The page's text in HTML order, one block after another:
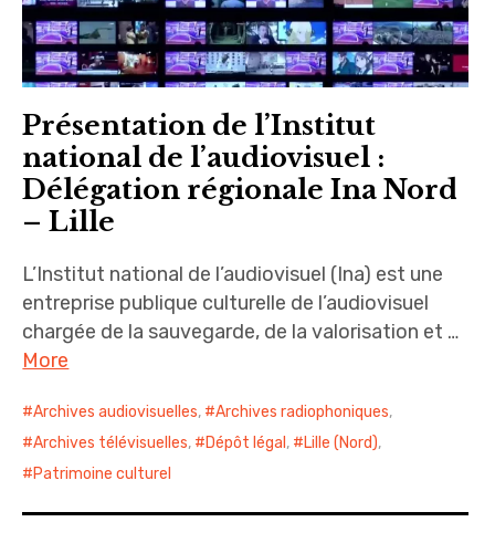
Présentation de l’Institut
national de l’audiovisuel :
Délégation régionale Ina Nord
– Lille
L’Institut national de l’audiovisuel (Ina) est une
entreprise publique culturelle de l’audiovisuel
chargée de la sauvegarde, de la valorisation et …
More
Archives audiovisuelles, Archives radiophoniques,
Archives télévisuelles, Dépôt légal , Lille (Nord),
Patrimoine culturel